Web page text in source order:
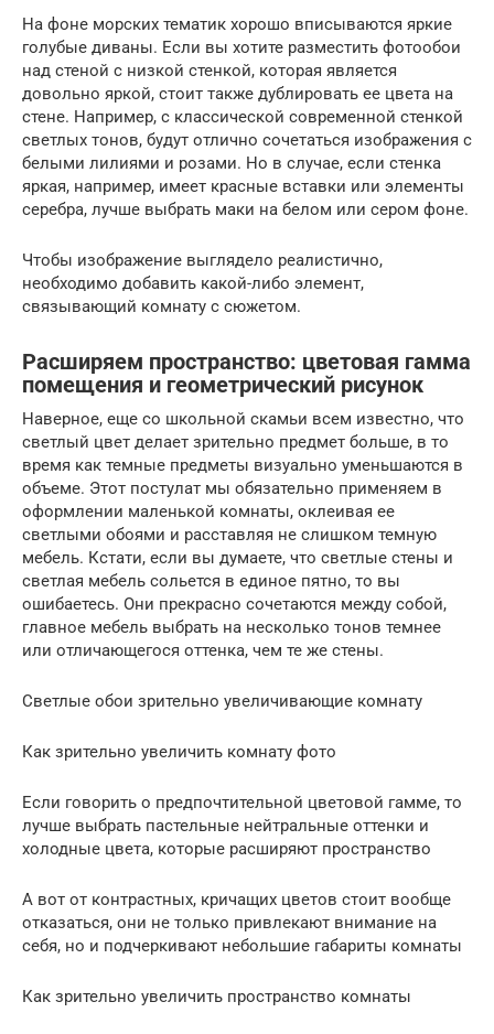
На фоне морских тематик хорошо вписываются яркие
голубые диваны. Если вы хотите разместить фотообои
над стеной с низкой стенкой, которая является
довольно яркой, стоит также дублировать ее цвета на
стене. Например, с классической современной стенкой
светлых тонов, будут отлично сочетаться изображения с
белыми лилиями и розами. Но в случае, если стенка
яркая, например, имеет красные вставки или элементы
серебра, лучше выбрать маки на белом или сером фоне.
Чтобы изображение выглядело реалистично,
необходимо добавить какой-либо элемент,
связывающий комнату с сюжетом.
Расширяем пространство: цветовая гамма
помещения и геометрический рисунок
Наверное, еще со школьной скамьи всем известно, что
светлый цвет делает зрительно предмет больше, в то
время как темные предметы визуально уменьшаются в
объеме. Этот постулат мы обязательно применяем в
оформлении маленькой комнаты, оклеивая ее
светлыми обоями и расставляя не слишком темную
мебель. Кстати, если вы думаете, что светлые стены и
светлая мебель сольется в единое пятно, то вы
ошибаетесь. Они прекрасно сочетаются между собой,
главное мебель выбрать на несколько тонов темнее
или отличающегося оттенка, чем те же стены.
Светлые обои зрительно увеличивающие комнату
Как зрительно увеличить комнату фото
Если говорить о предпочтительной цветовой гамме, то
лучше выбрать пастельные нейтральные оттенки и
холодные цвета, которые расширяют пространство
А вот от контрастных, кричащих цветов стоит вообще
отказаться, они не только привлекают внимание на
себя, но и подчеркивают небольшие габариты комнаты
Как зрительно увеличить пространство комнаты